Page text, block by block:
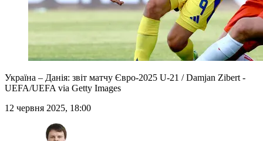
Україна – Данія: звіт матчу Євро-2025 U-21 / Damjan Zibert -
UEFA/UEFA via Getty Images
12 червня 2025, 18:00